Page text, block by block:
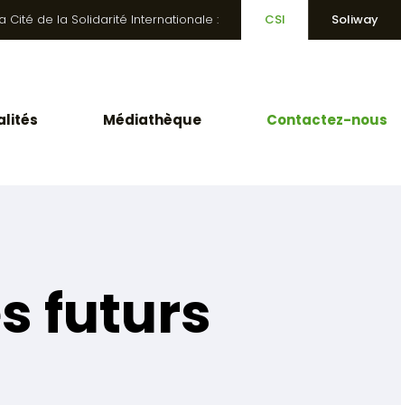
Cité de la Solidarité Internationale : CSI Soliway
Médiathèque Contactez-nous
futurs